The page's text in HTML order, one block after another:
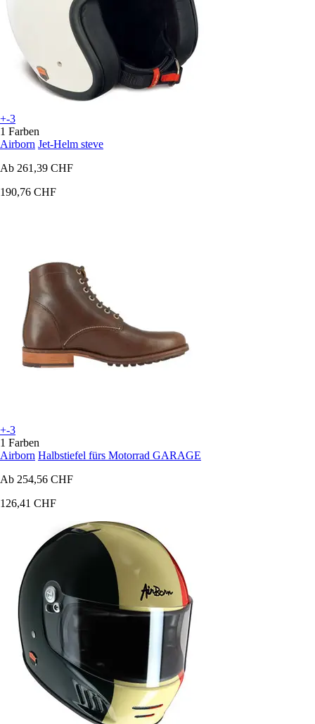
+-3
1 Farben
Airborn Jet-Helm steve
Ab 261,39 CHF
190,76 CHF
+-3
1 Farben
Airborn Halbstiefel fürs Motorrad GARAGE
Ab 254,56 CHF
126,41 CHF